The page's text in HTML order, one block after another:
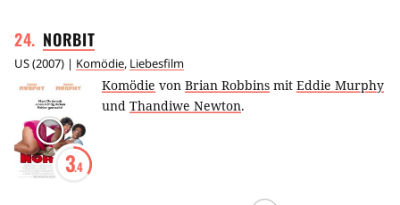
24. NORBIT
US(2007) | Komödie, Liebesfilm
3.4
Komödie von Brian Robbins mit Eddie Murphy
und Thandiwe Newton.